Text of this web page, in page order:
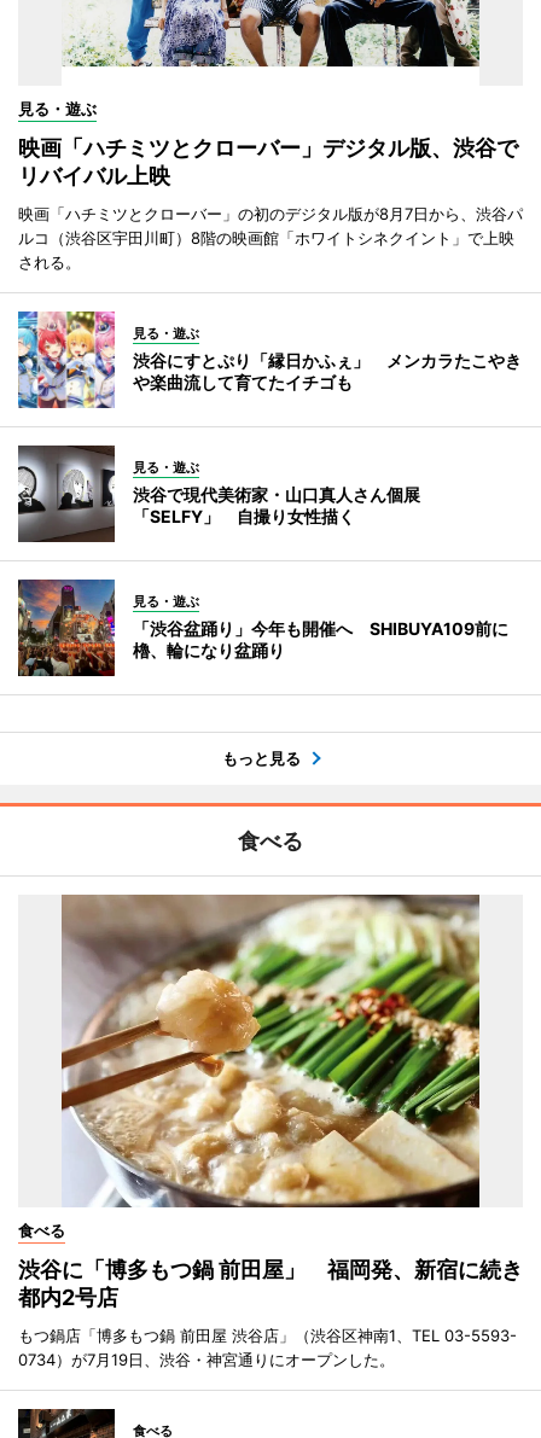
見る・遊ぶ
映画「ハチミツとクローバー」デジタル版、渋谷で
リバイバル上映
映画「ハチミツとクローバー」の初のデジタル版が8月7日から、渋谷パ
ルコ（渋谷区宇田川町）8階の映画館「ホワイトシネクイント」で上映
される。
見る・遊ぶ
渋谷にすとぷり「縁日かふぇ」 メンカラたこやき
や楽曲流して育てたイチゴも
見る・遊ぶ
渋谷で現代美術家・山口真人さん個展
「SELFY」 自撮り女性描く
見る・遊ぶ
「渋谷盆踊り」今年も開催へ SHIBUYA109前に
櫓、輪になり盆踊り
もっと見る
食べる
食べる
渋谷に「博多もつ鍋 前田屋」 福岡発、新宿に続き
都内2号店
もつ鍋店「博多もつ鍋 前田屋 渋谷店」（渋谷区神南1、TEL 03-5593-
0734）が7月19日、渋谷・神宮通りにオープンした。
食べる